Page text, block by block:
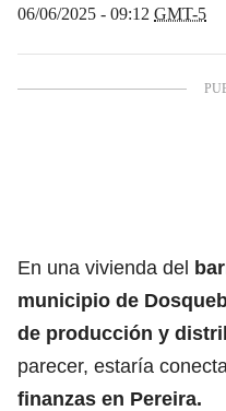
06/06/2025 - 09:12 GMT-5
En una vivienda del
municipio de
de producción y
parecer, estaría
finanzas en Pereira.